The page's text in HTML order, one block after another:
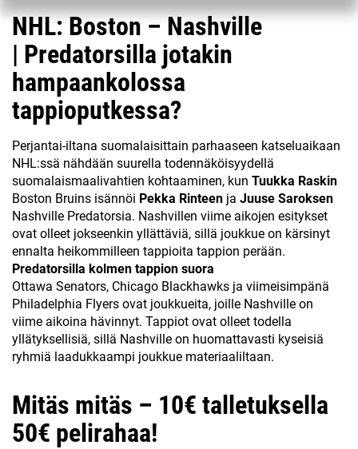
NHL: Boston – Nashville
| Predatorsilla jotakin
hampaankolossa
tappioputkessa?
Perjantai-iltana suomalaisittain parhaaseen katseluaikaan
NHL:ssä nähdään suurella todennäköisyydellä
suomalaismaalivahtien kohtaaminen, kun Tuukka Raskin
Boston Bruins isännöi Pekka Rinteen ja Juuse Saroksen
Nashville Predatorsia. Nashvillen viime aikojen esitykset
ovat olleet jokseenkin yllättäviä, sillä joukkue on kärsinyt
ennalta heikommilleen tappioita tappion perään.
Predatorsilla kolmen tappion suora
Ottawa Senators, Chicago Blackhawks ja viimeisimpänä
Philadelphia Flyers ovat joukkueita, joille Nashville on
viime aikoina hävinnyt. Tappiot ovat olleet todella
yllätyksellisiä, sillä Nashville on huomattavasti kyseisiä
ryhmiä laadukkaampi joukkue materiaaliltaan.
Mitäs mitäs – 10€ talletuksella
50€ pelirahaa!